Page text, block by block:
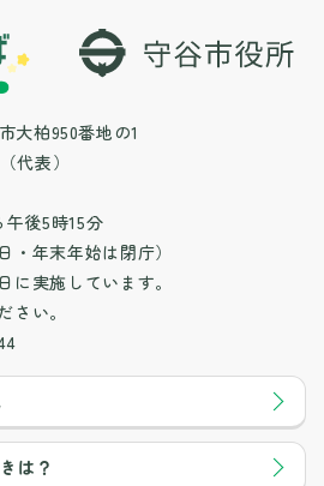
大柏950番地の1
代表）
後5時15分
・年末年始は閉庁）
に実施しています。
さい。
は？